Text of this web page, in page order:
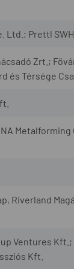
Ltd.; Prettl SWH
Zrt.;
és Térsége
Metalforming
Riverland
Ventures
Kft.